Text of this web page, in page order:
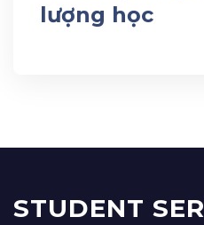
lượng học
STUDENT